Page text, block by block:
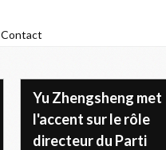
Contact
Yu Zhengsheng met
l'accent sur le rôle
directeur du Parti